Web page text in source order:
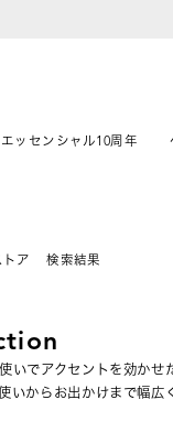
エッセンシャル10周年
ア 検索結果
いでアクセントを効かせ
いからお出かけまで幅